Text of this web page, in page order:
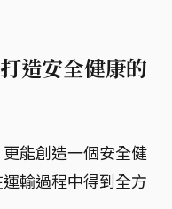
造安全健康的
能創造一個安全健
輸過程中得到全方